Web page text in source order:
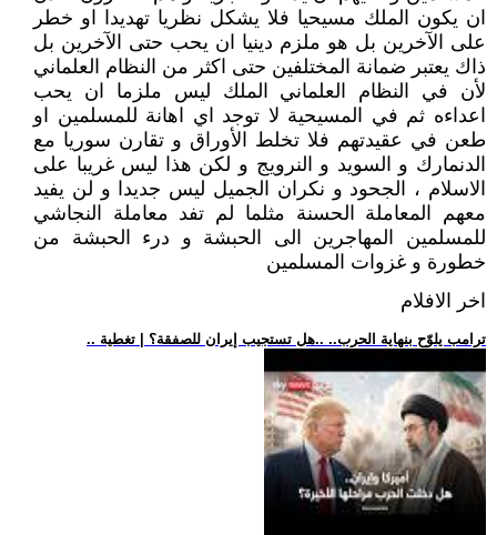
ان يكون الملك مسيحيا فلا يشكل نظريا تهديدا او خطر
على الآخرين بل هو ملزم دينيا ان يحب حتى الآخرين بل
ذاك يعتبر ضمانة المختلفين حتى اكثر من النظام العلماني
لأن في النظام العلماني الملك ليس ملزما ان يحب
اعداءه ثم في المسيحية لا توجد اي اهانة للمسلمين او
طعن في عقيدتهم فلا تخلط الأوراق و تقارن سوريا مع
الدنمارك و السويد و النرويج و لكن هذا ليس غريبا على
الاسلام ، الجحود و نكران الجميل ليس جديدا و لن يفيد
معهم المعاملة الحسنة مثلما لم تفد معاملة النجاشي
للمسلمين المهاجرين الى الحبشة و درء الحبشة من
خطورة و غزوات المسلمين
اخر الافلام
.. ترامب يلوّح بنهاية الحرب.. ..هل تستجيب إيران للصفقة؟ | تغطية